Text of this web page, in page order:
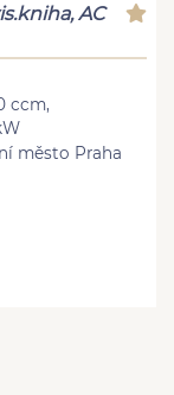
AC
ccm,
město Praha